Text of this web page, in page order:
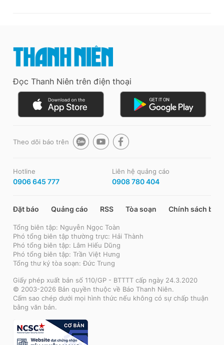
Đọc Thanh Niên trên điện thoại
Theo dõi báo trên
Hotline
0906 645 777
Liên hệ quảng cáo
0908 780 404
Đặt báo Quảng cáo RSS Tòa soạn Chính sách bảo
Tổng biên tập: Nguyễn Ngọc Toàn
Phó tổng biên tập thường trực: Hải Thành
Phó tổng biên tập: Lâm Hiếu Dũng
Phó tổng biên tập: Trần Việt Hưng
Tổng thư ký tòa soạn: Đức Trung
Giấy phép xuất bản số 110/GP - BTTTT cấp ngày 24.3.2020
© 2003-2026 Bản quyền thuộc về Báo Thanh Niên.
Cấm sao chép dưới mọi hình thức nếu không có sự chấp thuận
bằng văn bản.